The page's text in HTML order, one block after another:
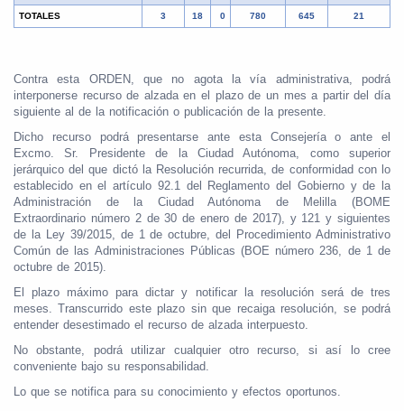
TOTALES 3 18 0 780 645 21
Contra esta ORDEN, que no agota la vía administrativa, podrá
interponerse recurso de alzada en el plazo de un mes a partir del día
siguiente al de la notificación o publicación de la presente.
Dicho recurso podrá presentarse ante esta Consejería o ante el
Excmo. Sr. Presidente de la Ciudad Autónoma, como superior
jerárquico del que dictó la Resolución recurrida, de conformidad con lo
establecido en el artículo 92.1 del Reglamento del Gobierno y de la
Administración de la Ciudad Autónoma de Melilla (BOME
Extraordinario número 2 de 30 de enero de 2017), y 121 y siguientes
de la Ley 39/2015, de 1 de octubre, del Procedimiento Administrativo
Común de las Administraciones Públicas (BOE número 236, de 1 de
octubre de 2015).
El plazo máximo para dictar y notificar la resolución será de tres
meses. Transcurrido este plazo sin que recaiga resolución, se podrá
entender desestimado el recurso de alzada interpuesto.
No obstante, podrá utilizar cualquier otro recurso, si así lo cree
conveniente bajo su responsabilidad.
Lo que se notifica para su conocimiento y efectos oportunos.